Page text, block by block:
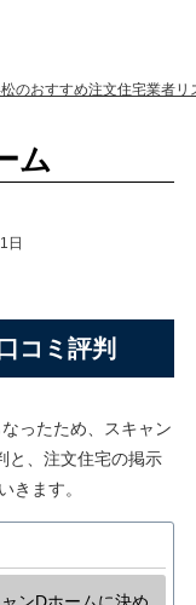
のおすすめ注文住宅業者リ
ム
日
コミ評判
ったため、スキャン
と、注文住宅の掲示
きます。